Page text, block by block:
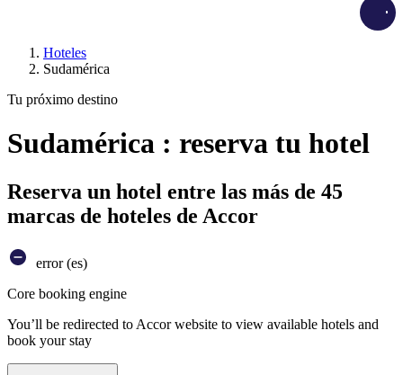
Hoteles
Sudamérica
Tu próximo destino
Sudamérica : reserva tu hotel
Reserva un hotel entre las más de 45
marcas de hoteles de Accor
error (es)
Core booking engine
You’ll be redirected to Accor website to view available hotels and
book your stay